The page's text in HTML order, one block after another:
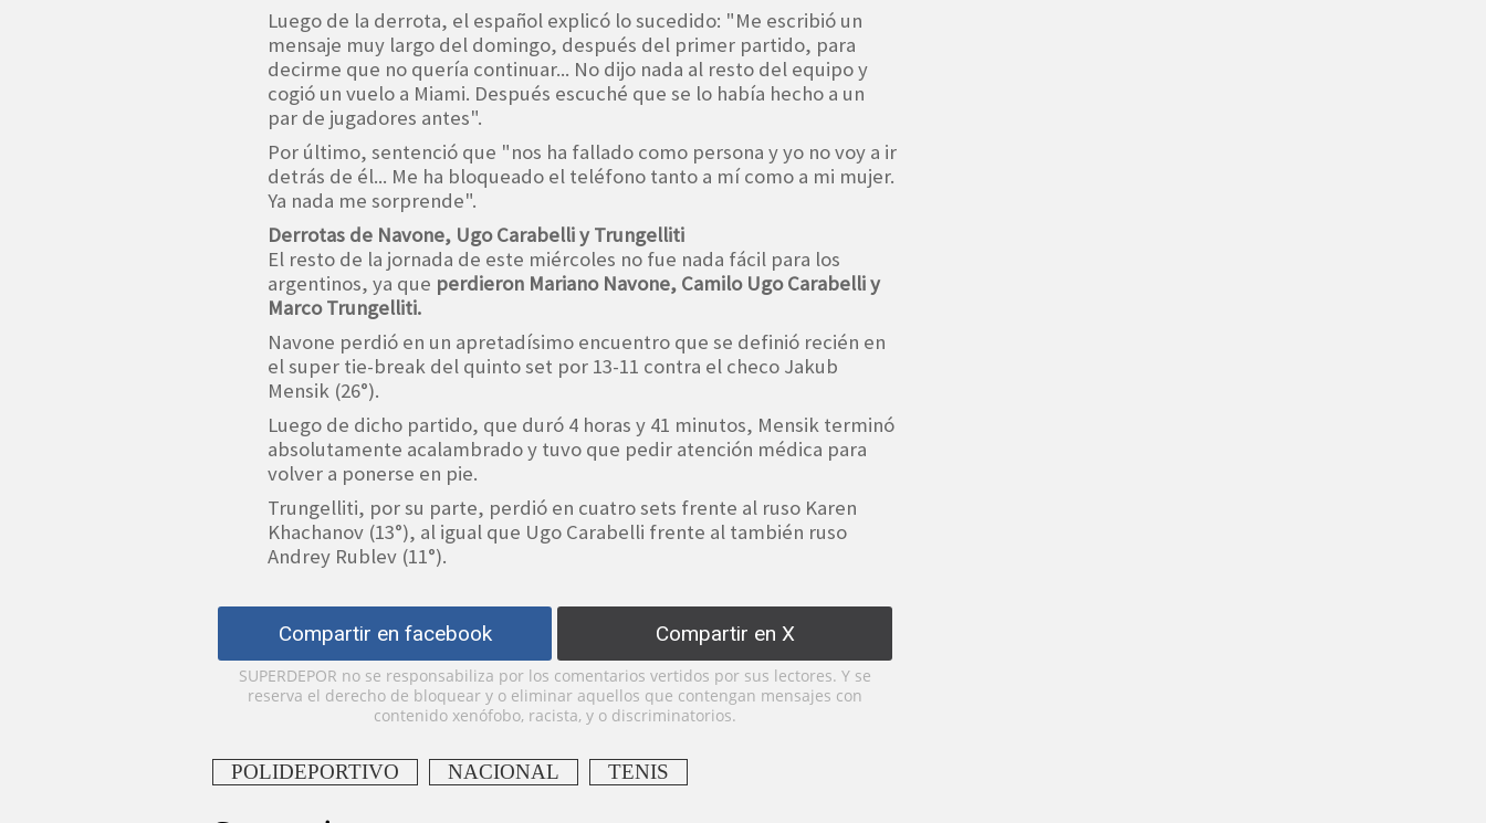
Luego de la derrota, el español explicó lo sucedido: "Me escribió un
mensaje muy largo del domingo, después del primer partido, para
decirme que no quería continuar... No dijo nada al resto del equipo y
cogió un vuelo a Miami. Después escuché que se lo había hecho a un
par de jugadores antes".
Por último, sentenció que "nos ha fallado como persona y yo no voy a ir
detrás de él... Me ha bloqueado el teléfono tanto a mí como a mi mujer.
Ya nada me sorprende".
Derrotas de Navone, Ugo Carabelli y Trungelliti
El resto de la jornada de este miércoles no fue nada fácil para los
argentinos, ya que perdieron Mariano Navone, Camilo Ugo Carabelli y
Marco Trungelliti.
Navone perdió en un apretadísimo encuentro que se definió recién en
el super tie-break del quinto set por 13-11 contra el checo Jakub
Mensik (26°).
Luego de dicho partido, que duró 4 horas y 41 minutos, Mensik terminó
absolutamente acalambrado y tuvo que pedir atención médica para
volver a ponerse en pie.
Trungelliti, por su parte, perdió en cuatro sets frente al ruso Karen
Khachanov (13°), al igual que Ugo Carabelli frente al también ruso
Andrey Rublev (11°).
Compartir en facebook Compartir en X
SUPERDEPOR no se responsabiliza por los comentarios vertidos por sus lectores. Y se
reserva el derecho de bloquear y o eliminar aquellos que contengan mensajes con
contenido xenófobo, racista, y o discriminatorios.
POLIDEPORTIVO NACIONAL TENIS